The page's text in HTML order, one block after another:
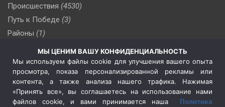
Происшествия (4530)
Путь к Победе (3)
Районы (1)
(510)
Сельское хозяйство (3)
Социальная политика
(3)
Спецоперация в Украине
Спецоперация на Украине
(404)
МЫ ЦЕНИМ ВАШУ КОНФИДЕНЦИАЛЬНОСТЬ
Мы используем файлы cookie для улучшения вашего опыта
просмотра, показа персонализированной рекламы или
контента, а также анализа нашего трафика. Нажимая
«Принять все», вы соглашаетесь на использование нами
файлов cookie, и вами принимается наша Политика